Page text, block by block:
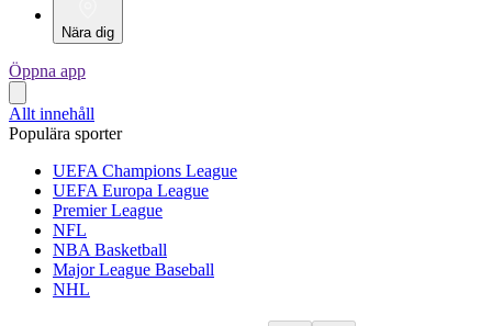
Nära dig
Öppna app
Allt innehåll
Populära sporter
UEFA Champions League
UEFA Europa League
Premier League
NFL
NBA Basketball
Major League Baseball
NHL